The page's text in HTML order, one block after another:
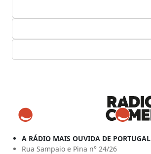
A RÁDIO MAIS OUVIDA DE PORTUGAL
Rua Sampaio e Pina n° 24/26